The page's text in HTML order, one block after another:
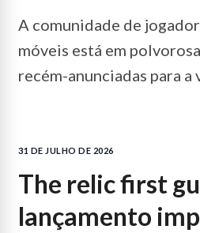
A comunidade de
móveis está em
recém-anunciadas para a
31 DE JULHO DE 2026
the relic first guardian:
lançamento